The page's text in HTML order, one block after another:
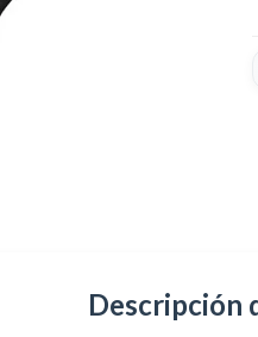
Descripción